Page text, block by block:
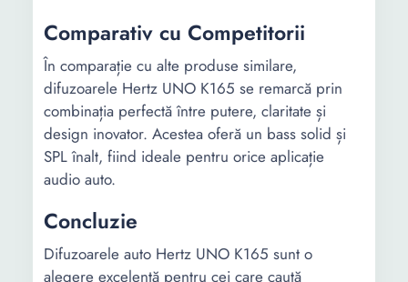
Comparativ cu Competitorii
În comparație cu alte produse similare,
difuzoarele Hertz UNO K165 se remarcă prin
combinația perfectă între putere, claritate și
design inovator. Acestea oferă un bass solid și
SPL înalt, fiind ideale pentru orice aplicație
audio auto.
Concluzie
Difuzoarele auto Hertz UNO K165 sunt o
alegere excelentă pentru cei care caută